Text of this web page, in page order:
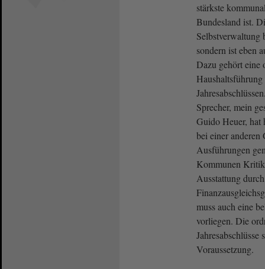
stärkste
Bundesland ist.
Selbstverwaltung
sondern ist eben
Dazu gehört eine
Sprecher, mein
Guido Heuer, hat
bei einer anderen
Ausführungen
Kommunen
Ausstattung
muss auch eine
vorliegen. Die
Voraussetzung.